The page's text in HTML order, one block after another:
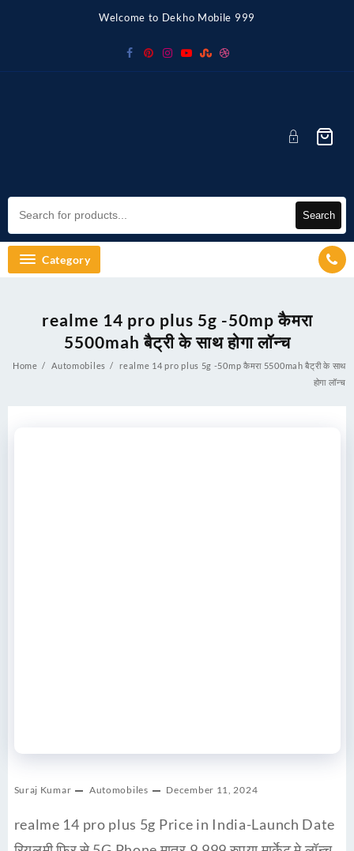
Welcome to Dekho Mobile 999
Search
Category
realme 14 pro plus 5g -50mp कैमरा
5500mah बैट्री के साथ होगा लॉन्च
Home Automobiles
realme 14 pro plus 5g -50mp कैमरा 5500mah बैट्री के साथ
होगा लॉन्च
Suraj Kumar Automobiles December 11, 2024
realme 14 pro plus 5g Price in India-Launch Date